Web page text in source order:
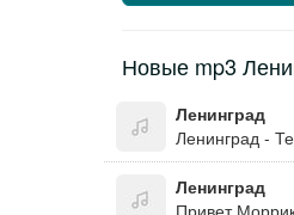
Новые mp3
Ленинград
Ленинград -
Ленинград
Привет